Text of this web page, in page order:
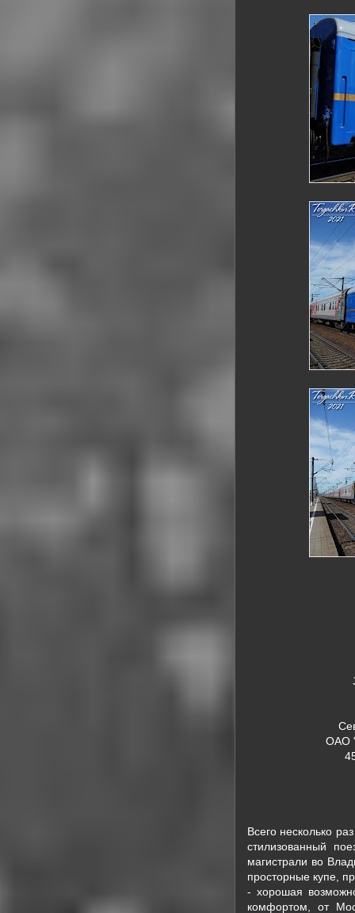
ОАО
Всего несколько
стилизованный
магистрали во
просторные купе,
- хорошая
комфортом, от